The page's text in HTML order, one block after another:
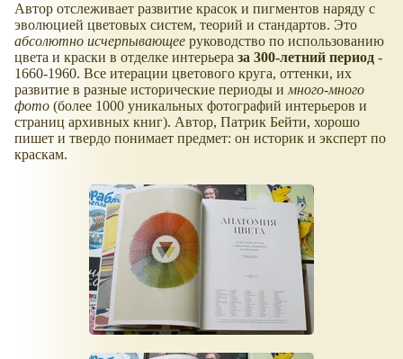
Автор отслеживает развитие красок и пигментов наряду с
эволюцией цветовых систем, теорий и стандартов. Это
абсолютно исчерпывающее руководство по использованию
цвета и краски в отделке интерьера за 300-летний период -
1660-1960. Все итерации цветового круга, оттенки, их
развитие в разные исторические периоды и много-много
фото (более 1000 уникальных фотографий интерьеров и
страниц архивных книг). Автор, Патрик Бейти, хорошо
пишет и твердо понимает предмет: он историк и эксперт по
краскам.